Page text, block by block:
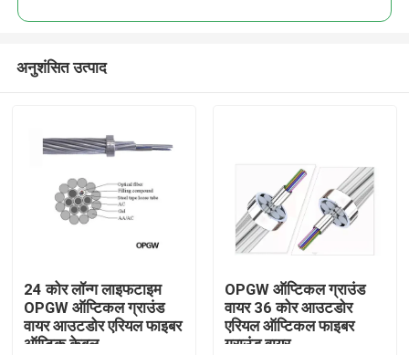
अनुशंसित उत्पाद
24 कोर लॉन्ग लाइफटाइम
OPGW ऑप्टिकल ग्राउंड
वायर आउटडोर एरियल फाइबर
ऑप्टिक केबल
OPGW ऑप्टिकल ग्राउंड
वायर 36 कोर आउटडोर
एरियल ऑप्टिकल फाइबर
ग्राउंड वायर